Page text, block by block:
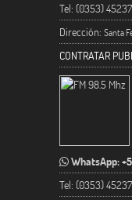
Tel: (0353)
Dirección: Santa
CONTRATAR
WhatsApp:
Tel: (0353)